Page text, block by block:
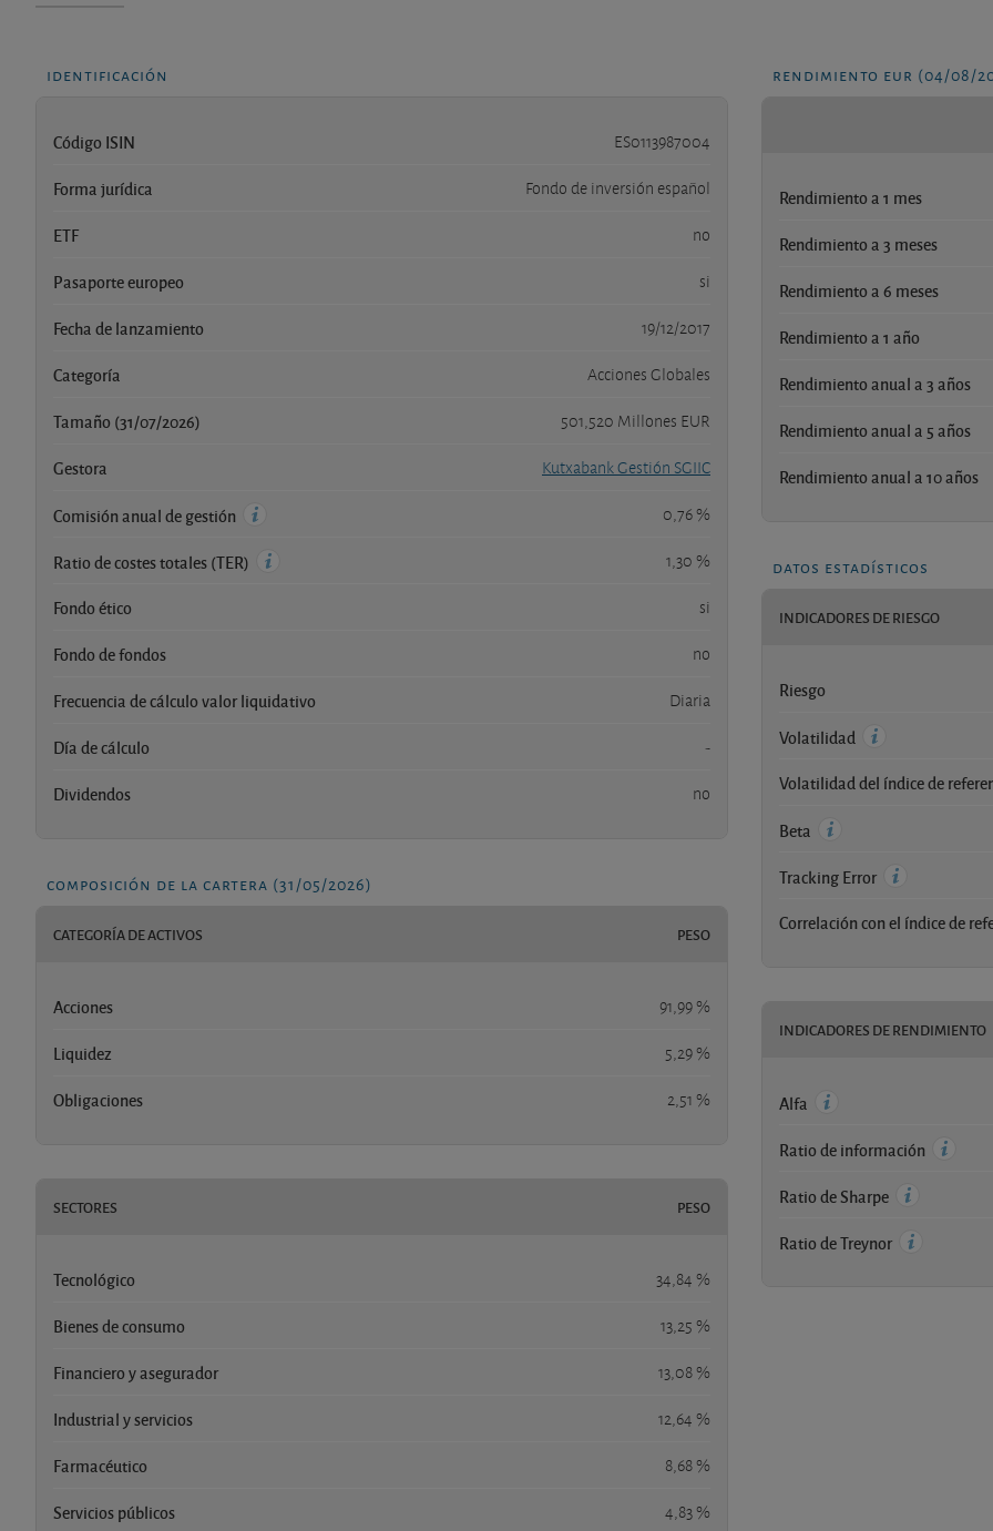
identificación
Código ISIN ES0113987004
Forma jurídica Fondo de inversión español
ETF no
Pasaporte europeo si
Fecha de lanzamiento 19/12/2017
Categoría Acciones Globales
Tamaño (31/07/2026) 501,520 Millones EUR
Gestora Kutxabank Gestión SGIIC
Comisión anual de gestión 0,76 %
Ratio de costes totales (TER) 1,30 %
Fondo ético si
Fondo de fondos no
Frecuencia de cálculo valor liquidativo Diaria
Día de cálculo -
Dividendos no
composición de la cartera (31/05/2026)
CATEGORÍA DE ACTIVOS PESO
Acciones 91,99 %
Liquidez 5,29 %
Obligaciones 2,51 %
SECTORES PESO
Tecnológico 34,84 %
Bienes de consumo 13,25 %
Financiero y asegurador 13,08 %
Industrial y servicios 12,64 %
Farmacéutico 8,68 %
Servicios públicos 4,83 %
rendimiento eur (04/08/
Rendimiento a 1 mes
Rendimiento a 3 meses
Rendimiento a 6 meses
Rendimiento a 1 año
Rendimiento anual a 3 años
Rendimiento anual a 5 años
Rendimiento anual a 10 años
datos estadísticos
INDICADORES DE RIESGO
Riesgo
Volatilidad
Volatilidad del índice de
Beta
Tracking Error
Correlación con el índice de
INDICADORES DE RENDIMIENTO
Alfa
Ratio de información
Ratio de Sharpe
Ratio de Treynor